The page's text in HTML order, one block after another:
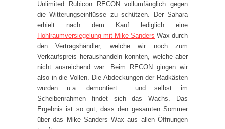
Unlimited Rubicon RECON vollumfänglich gegen
die Witterungseinflüsse zu schützen. Der Sahara
erhielt nach dem Kauf lediglich eine
Hohlraumversiegelung mit Mike Sanders Wax durch
den Vertragshändler, welche wir noch zum
Verkaufspreis heraushandeln konnten, welche aber
nicht ausreichend war. Beim RECON gingen wir
also in die Vollen. Die Abdeckungen der Radkästen
wurden u.a. demontiert und selbst im
Scheibenrahmen findet sich das Wachs. Das
Ergebnis ist so gut, dass den gesamten Sommer
über das Mike Sanders Wax aus allen Öffnungen